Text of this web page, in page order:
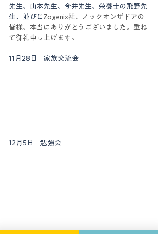
先生、山本先生、今井先生、栄養士の飛野先
生、並びに Zogenix社、ノックオンザドアの
皆様、本当にありがとうございました。重ね
て御礼申し上げます。
11月28日　家族交流会
12月5日　勉強会